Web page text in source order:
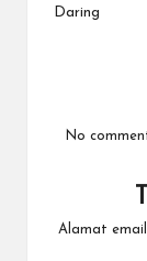
Daring
No
Alamat